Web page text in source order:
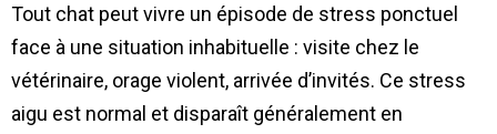
Tout chat peut vivre un épisode de stress ponctuel
face à une situation inhabituelle : visite chez le
vétérinaire, orage violent, arrivée d’invités. Ce stress
aigu est normal et disparaît généralement en